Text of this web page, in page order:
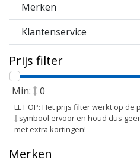
Merken
Klantenservice
Prijs filter
Min: 0
LET OP: Het prijs filter werkt op de
symbool ervoor en houd dus
met extra kortingen!
Merken